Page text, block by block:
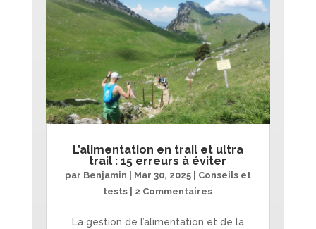
L’alimentation en trail et ultra
trail : 15 erreurs à éviter
par Benjamin Mar 30, 2025| Conseils et
tests | 2 Commentaires
La gestion de l’alimentation et de la